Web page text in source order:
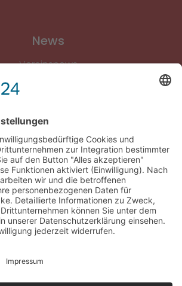
News
Vereinsnews
Gymnastik & Aerobic
Tischtennis
Footvolley
Sonstiges
Download-Bereich